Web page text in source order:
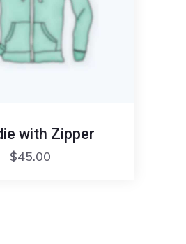
with Zipper
$45.00